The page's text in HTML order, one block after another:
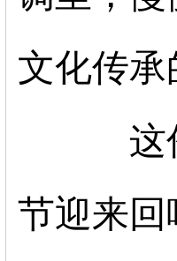
文化传承
这
节迎来